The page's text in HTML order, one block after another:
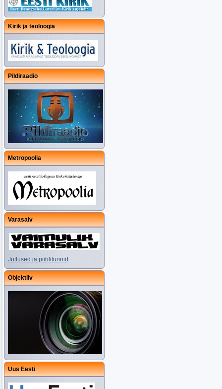
Kirik ja teoloogia
Pildiraadio
Metropoolia
Varasalv
Jutlused ja piiblitunnid
Objektiiv
Uus Eesti